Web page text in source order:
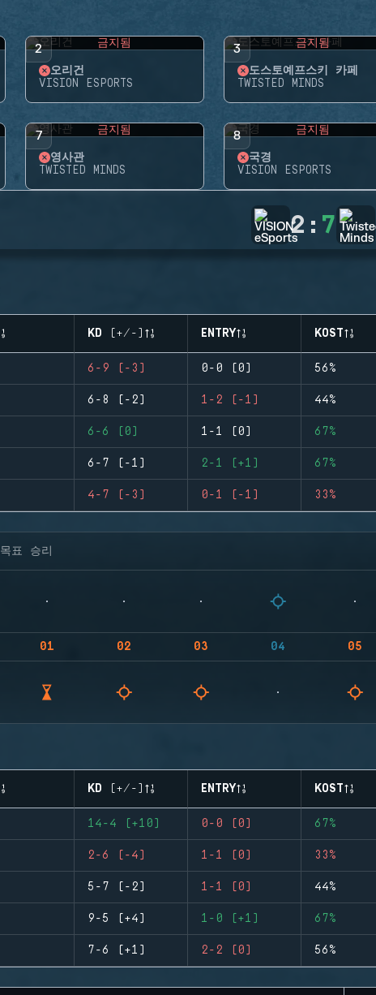
2 금지됨
오리건
VISION ESPORTS
3 금지됨
도스토예프스키 카페
TWISTED MINDS
7 금지됨
영사관
TWISTED MINDS
8 금지됨
국경
VISION ESPORTS
2 : 7
KD (+/-) ENTRY KOST
6-9 (-3) 0-0 (0) 56%
6-8 (-2) 1-2 (-1) 44%
6-6 (0) 1-1 (0) 67%
6-7 (-1) 2-1 (+1) 67%
4-7 (-3) 0-1 (-1) 33%
목표 승리
01 02 03 04 05
KD (+/-) ENTRY KOST
14-4 (+10) 0-0 (0) 67%
2-6 (-4) 1-1 (0) 33%
5-7 (-2) 1-1 (0) 44%
9-5 (+4) 1-0 (+1) 67%
7-6 (+1) 2-2 (0) 56%